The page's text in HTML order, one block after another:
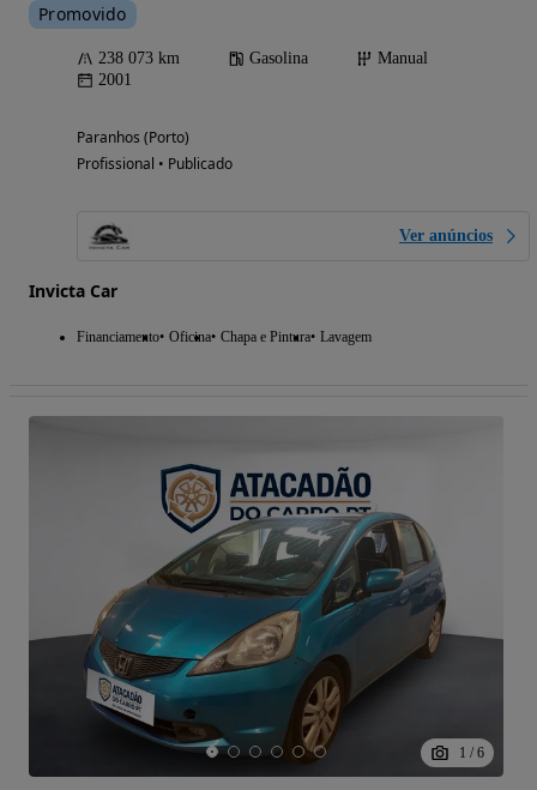
Promovido
238 073 km Gasolina
Manual
2001
Paranhos (Porto)
Profissional • Publicado
Ver anúncios
Invicta Car
Financiamento Oficina Chapa e Pintura Lavagem
1 / 6